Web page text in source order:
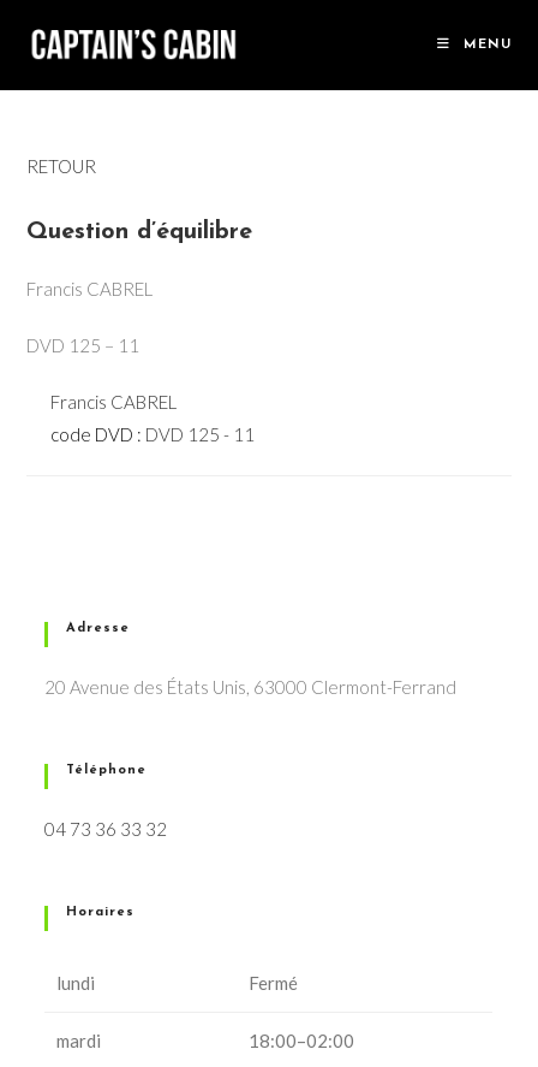
MENU
RETOUR
Question d’équilibre
Francis CABREL
DVD 125 – 11
Francis CABREL
code DVD : DVD 125 - 11
Adresse
20 Avenue des États Unis, 63000 Clermont-Ferrand
Téléphone
04 73 36 33 32
Horaires
lundi Fermé
mardi 18:00–02:00